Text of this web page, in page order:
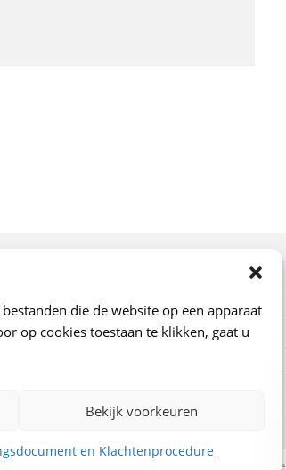
die de website op een apparaat
op cookies toestaan te klikken, gaat u
Bekijk voorkeuren
en Klachtenprocedure
Privacy Statement,